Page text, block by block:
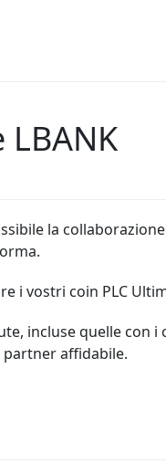
LBANK
la
i vostri coin PLC
incluse quelle con i
partner affidabile.